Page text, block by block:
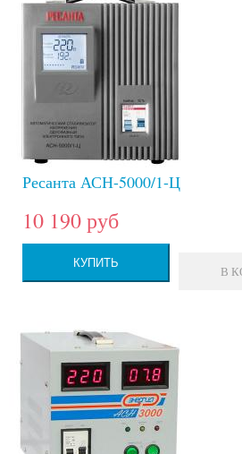
Ресанта АСН-5000/1-Ц
10 190 руб
КУПИТЬ
В